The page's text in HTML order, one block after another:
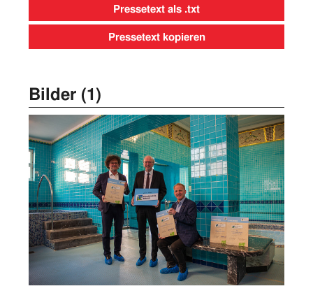
Pressetext als .txt
Pressetext kopieren
Bilder (1)